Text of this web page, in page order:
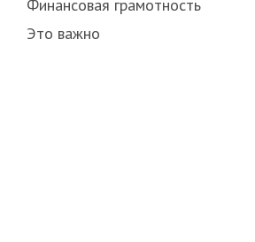
Финансовая грамотность
Это важно